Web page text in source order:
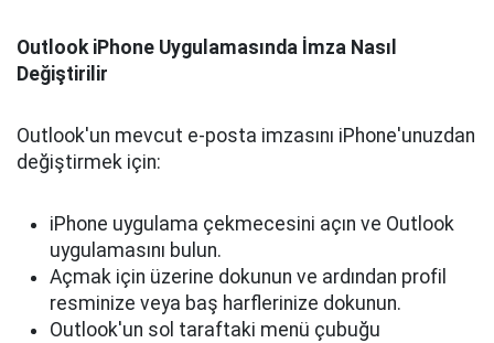
Outlook iPhone Uygulamasında İmza Nasıl
Değiştirilir
Outlook'un mevcut e-posta imzasını iPhone'unuzdan
değiştirmek için:
iPhone uygulama çekmecesini açın ve Outlook
uygulamasını bulun.
Açmak için üzerine dokunun ve ardından profil
resminize veya baş harflerinize dokunun.
Outlook'un sol taraftaki menü çubuğu